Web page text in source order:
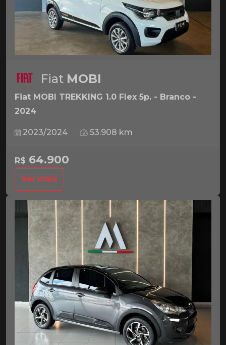
Fiat MOBI
Fiat MOBI TREKKING 1.0 Flex 5p. - Branco -
2024
2023/2024 53.908 km
R$ 64.900
Ver mais